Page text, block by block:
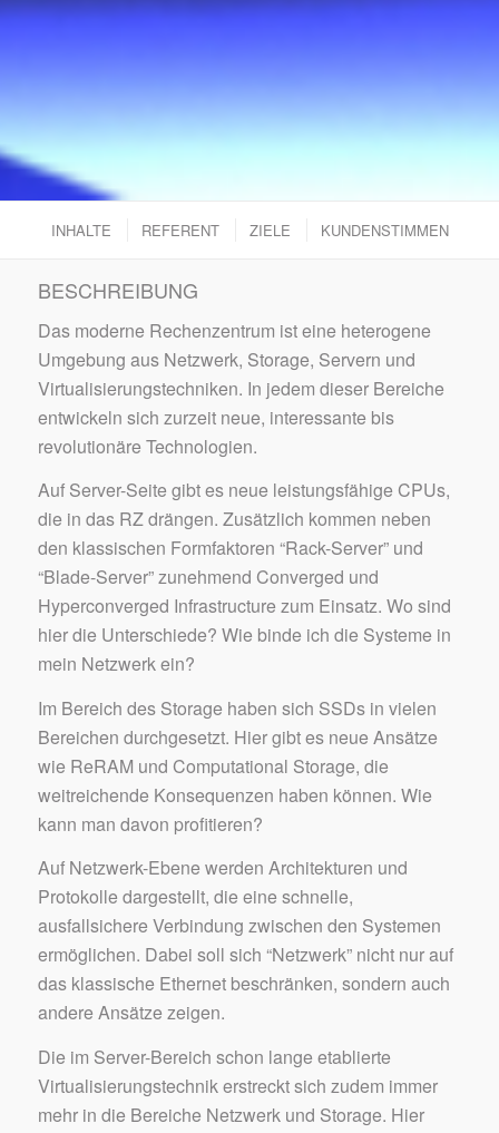
INHALTE REFERENT ZIELE KUNDENSTIMMEN
BESCHREIBUNG
Das moderne Rechenzentrum ist eine heterogene
Umgebung aus Netzwerk, Storage, Servern und
Virtualisierungstechniken. In jedem dieser Bereiche
entwickeln sich zurzeit neue, interessante bis
revolutionäre Technologien.
Auf Server-Seite gibt es neue leistungsfähige CPUs,
die in das RZ drängen. Zusätzlich kommen neben
den klassischen Formfaktoren “Rack-Server” und
“Blade-Server” zunehmend Converged und
Hyperconverged Infrastructure zum Einsatz. Wo sind
hier die Unterschiede? Wie binde ich die Systeme in
mein Netzwerk ein?
Im Bereich des Storage haben sich SSDs in vielen
Bereichen durchgesetzt. Hier gibt es neue Ansätze
wie ReRAM und Computational Storage, die
weitreichende Konsequenzen haben können. Wie
kann man davon profitieren?
Auf Netzwerk-Ebene werden Architekturen und
Protokolle dargestellt, die eine schnelle,
ausfallsichere Verbindung zwischen den Systemen
ermöglichen. Dabei soll sich “Netzwerk” nicht nur auf
das klassische Ethernet beschränken, sondern auch
andere Ansätze zeigen.
Die im Server-Bereich schon lange etablierte
Virtualisierungstechnik erstreckt sich zudem immer
mehr in die Bereiche Netzwerk und Storage. Hier